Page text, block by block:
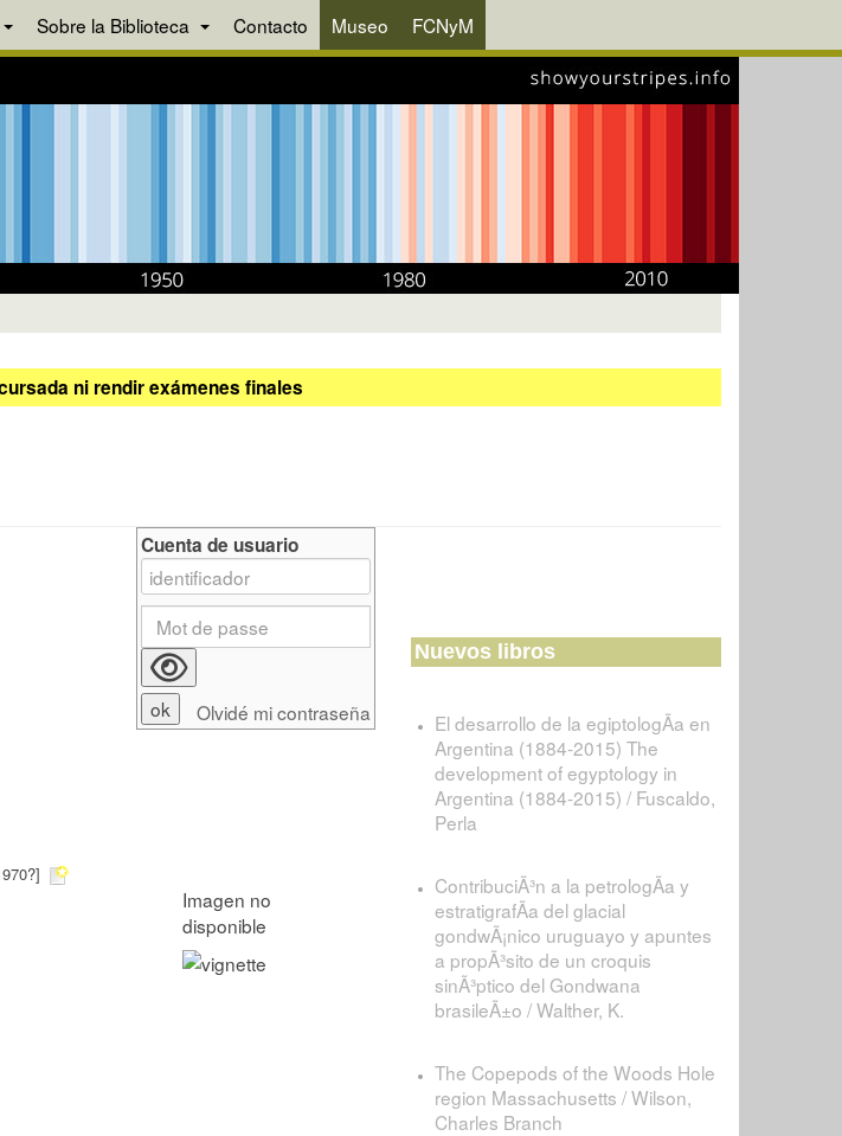
Sobre la Biblioteca Contacto Museo FCNyM
ni rendir exámenes finales
Cuenta de usuario
Olvidé mi contraseña
Nuevos libros
El desarrollo de la egiptologÃ­a en
Argentina (1884-2015) The
development of egyptology in
Argentina (1884-2015) / Fuscaldo,
Perla
ContribuciÃ³n a la petrologÃ­a y
estratigrafÃ­a del glacial
gondwÃ¡nico uruguayo y apuntes
a propÃ³sito de un croquis
sinÃ³ptico del Gondwana
brasileÃ±o / Walther, K.
The Copepods of the Woods Hole
region Massachusetts / Wilson,
Charles Branch